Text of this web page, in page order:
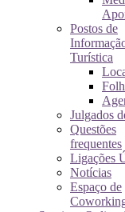
Postos de
Turística
Julgados
Questões
frequentes
Ligações
Notícias
Espaço de